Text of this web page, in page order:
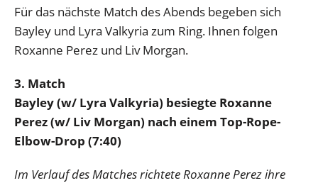
Für das nächste Match des Abends begeben sich
Bayley und Lyra Valkyria zum Ring. Ihnen folgen
Roxanne Perez und Liv Morgan.
3. Match
Bayley (w/ Lyra Valkyria) besiegte Roxanne
Perez (w/ Liv Morgan) nach einem Top-Rope-
Elbow-Drop (7:40)
Im Verlauf des Matches richtete Roxanne Perez ihre